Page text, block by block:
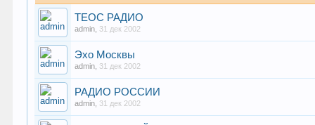
ТЕОС РАДИО
admin 31 дек 2002
Эхо Москвы
admin 31 дек 2002
РАДИО РОССИИ
admin 31 дек 2002